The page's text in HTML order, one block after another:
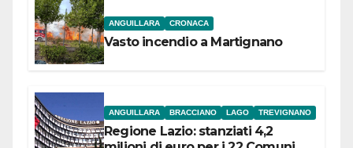
ANGUILLARA CRONACA
Vasto incendio a Martignano
ANGUILLARA BRACCIANO LAGO TREVIGNANO
Regione Lazio: stanziati 4,2